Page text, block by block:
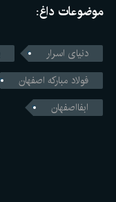
موضوعات داغ:
دنیای اسرار
فولاد مبارکه اصفهان
ابفااصفهان